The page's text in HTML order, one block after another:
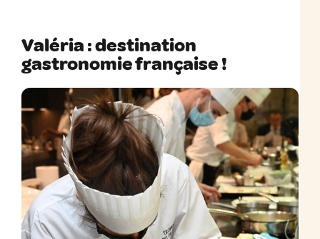
Valéria : destination
gastronomie française !